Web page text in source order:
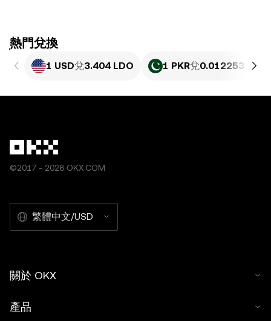
ִִִִִִִִִִִִִִִִִִִִִִִִִִִִִִִִִִִִִִִִִִִִִִִִ熱門兌換
1 USD兌3.404 LDO 1 PKR兌0.012253 LDO
©2017 - 2026 OKX.COM
繁體中文/USD
關於 OKX
產品